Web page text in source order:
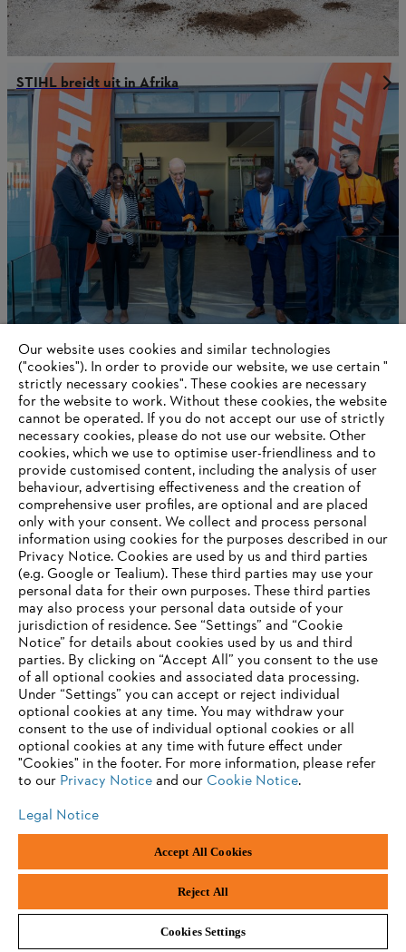
STIHL breidt uit in Afrika
STIHL jaarverslag 2024
Information for suppliers
Products
Contact
Career
Whistleblower system
Cookie Information
ANDREAS STIHL NV, Veurtstraat 117, 2870 Puurs-Sint-Amands,
Our website uses cookies and similar technologies
("cookies"). In order to provide our website, we use certain "
strictly necessary cookies". These cookies are necessary
for the website to work. Without these cookies, the website
‎cannot be operated.‎ If you do not accept our use of strictly
necessary cookies, please do not use our website. ‎Other
cookies, which we use to optimise user-friendliness and to
provide customised content, including the analysis of user
behaviour, advertising effectiveness and the creation of
comprehensive user profiles, are optional and are placed
only with your consent. We collect and process personal
information using cookies for the purposes described in our
Privacy Notice. Cookies are used by us and third parties
(e.g. Google or Tealium). These third parties may use your
personal data for their own purposes. These third parties
may also process your personal data outside of your
jurisdiction of residence. See “Settings” and “Cookie
Notice” for details about cookies used by us and third
parties. By clicking on “Accept All” you consent to the use
of all optional cookies and associated data processing.
Under “Settings” you can accept or reject individual
optional cookies at any time. You may withdraw your
consent to the use of individual optional cookies or all
optional cookies at any time with future effect under
"Cookies" in the footer. For more information, please refer
to our Privacy Noticeand our Cookie Notice.
Legal Notice
Accept All Cookies
Reject All
Cookies Settings